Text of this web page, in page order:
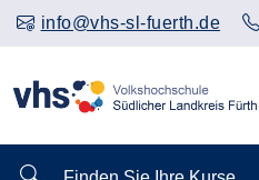
info@vhs-sl-fuerth.de
Finden Sie Ihre Kurse ...